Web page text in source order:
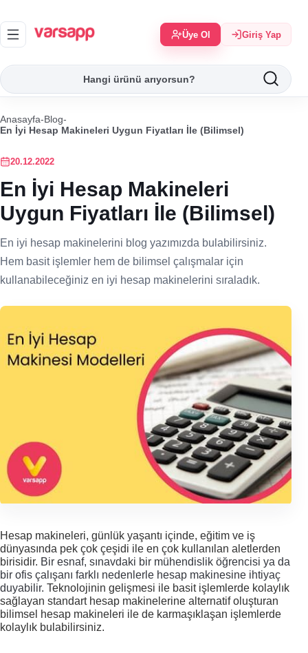
Üye Ol Giriş Yap
Anasayfa-Blog-
En İyi Hesap Makineleri Uygun Fiyatları İle (Bilimsel)
20.12.2022
En İyi Hesap Makineleri
Uygun Fiyatları İle (Bilimsel)
En iyi hesap makinelerini blog yazımızda bulabilirsiniz.
Hem basit işlemler hem de bilimsel çalışmalar için
kullanabileceğiniz en iyi hesap makinelerini sıraladık.
Hesap makineleri, günlük yaşantı içinde, eğitim ve iş
dünyasında pek çok çeşidi ile en çok kullanılan aletlerden
birisidir. Bir esnaf, sınavdaki bir mühendislik öğrencisi ya da
bir ofis çalışanı farklı nedenlerle hesap makinesine ihtiyaç
duyabilir. Teknolojinin gelişmesi ile basit işlemlerde kolaylık
sağlayan standart hesap makinelerine alternatif oluşturan
bilimsel hesap makineleri ile de karmaşıklaşan işlemlerde
kolaylık bulabilirsiniz.